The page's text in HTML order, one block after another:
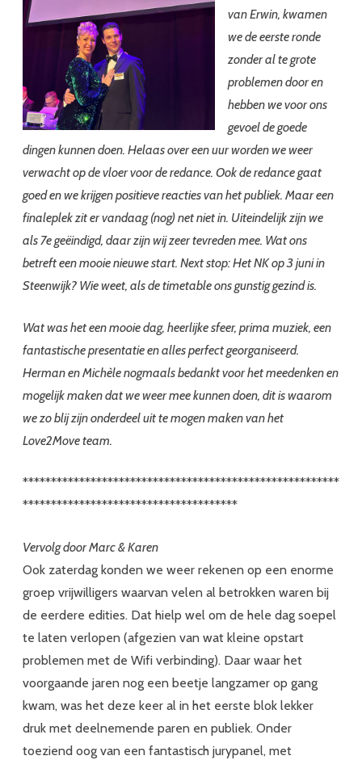
van Erwin, kwamen
we de eerste ronde
zonder al te grote
problemen door en
hebben we voor ons
gevoel de goede
dingen kunnen doen. Helaas over een uur worden we weer
verwacht op de vloer voor de redance. Ook de redance gaat
goed en we krijgen positieve reacties van het publiek. Maar een
finaleplek zit er vandaag (nog) net niet in. Uiteindelijk zijn we
als 7e geëindigd, daar zijn wij zeer tevreden mee. Wat ons
betreft een mooie nieuwe start. Next stop: Het NK op 3 juni in
Steenwijk? Wie weet, als de timetable ons gunstig gezind is.
Wat was het een mooie dag, heerlijke sfeer, prima muziek, een
fantastische presentatie en alles perfect georganiseerd.
Herman en Michèle nogmaals bedankt voor het meedenken en
mogelijk maken dat we weer mee kunnen doen, dit is waarom
we zo blij zijn onderdeel uit te mogen maken van het
Love2Move team.
********************************************************
**************************************
Vervolg door Marc & Karen
Ook zaterdag konden we weer rekenen op een enorme
groep vrijwilligers waarvan velen al betrokken waren bij
de eerdere edities. Dat hielp wel om de hele dag soepel
te laten verlopen (afgezien van wat kleine opstart
problemen met de Wifi verbinding). Daar waar het
voorgaande jaren nog een beetje langzamer op gang
kwam, was het deze keer al in het eerste blok lekker
druk met deelnemende paren en publiek. Onder
toeziend oog van een fantastisch jurypanel, met